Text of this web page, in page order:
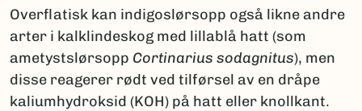
Overflatisk kan indigoslørsopp også likne andre
arter i kalklindeskog med lillablå hatt (som
ametystslørsopp Cortinarius sodagnitus), men
disse reagerer rødt ved tilførsel av en dråpe
kaliumhydroksid (KOH) på hatt eller knollkant.